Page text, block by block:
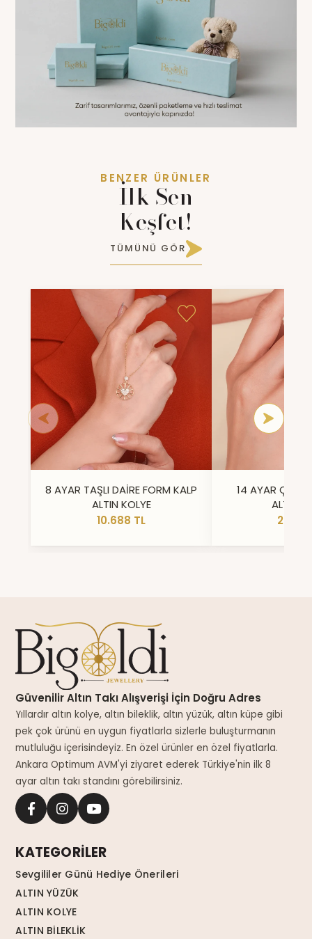
BENZER ÜRÜNLER
İlk Sen
Keşfet!
TÜMÜNÜ GÖR
8 AYAR TAŞLI DAİRE FORM KALP
ALTIN KOLYE
10.688 TL
14 AYAR ÇİFT
ALTIN
Güvenilir Altın Takı Alışverişi İçin Doğru Adres
Yıllardır altın kolye, altın bileklik, altın yüzük, altın küpe gibi
pek çok ürünü en uygun fiyatlarla sizlerle buluşturmanın
mutluluğu içerisindeyiz. En özel ürünler en özel fiyatlarla.
Ankara Optimum AVM'yi ziyaret ederek Türkiye'nin ilk 8
ayar altın takı standını görebilirsiniz.
KATEGORİLER
Sevgililer Günü Hediye Önerileri
ALTIN YÜZÜK
ALTIN KOLYE
ALTIN BİLEKLİK